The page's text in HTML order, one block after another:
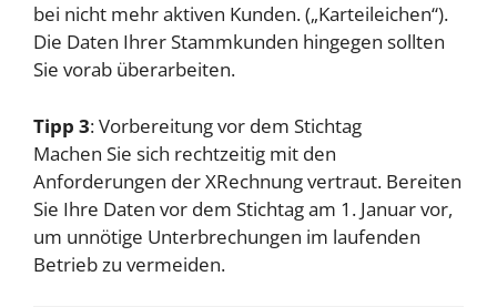
bei nicht mehr aktiven Kunden. („Karteileichen“).
Die Daten Ihrer Stammkunden hingegen sollten
Sie vorab überarbeiten.
Tipp 3: Vorbereitung vor dem Stichtag
Machen Sie sich rechtzeitig mit den
Anforderungen der XRechnung vertraut. Bereiten
Sie Ihre Daten vor dem Stichtag am 1. Januar vor,
um unnötige Unterbrechungen im laufenden
Betrieb zu vermeiden.